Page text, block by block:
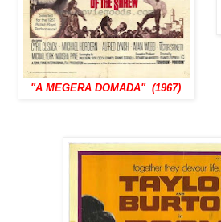
"A MEGERA DOMADA" (1967)